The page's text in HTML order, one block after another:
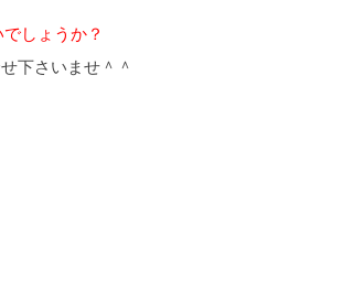
しょうか？
下さいませ＾＾